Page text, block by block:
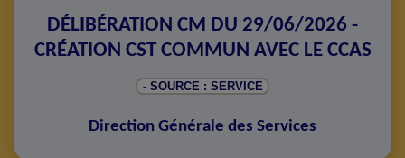
DÉLIBÉRATION CM DU 29/06/2026 -
CRÉATION CST COMMUN AVEC LE CCAS
- SOURCE : SERVICE
Direction Générale des Services